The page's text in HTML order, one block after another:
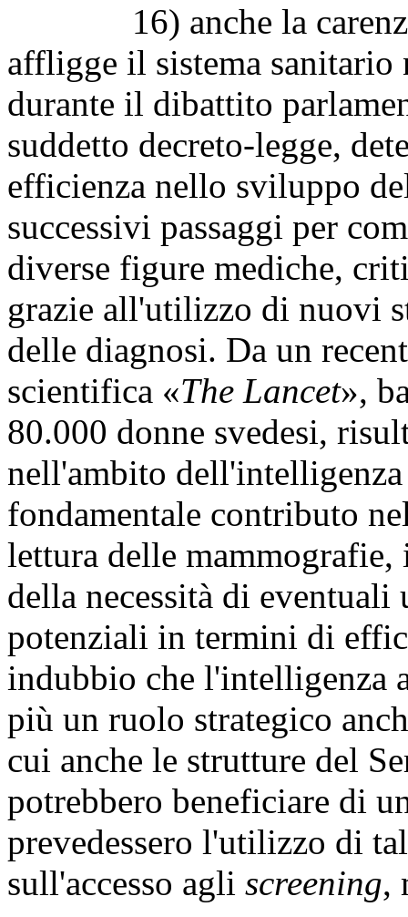
16) anche la carenza
affligge il sistema sanitario
durante il dibattito
suddetto decreto-legge,
efficienza nello sviluppo
successivi passaggi per
diverse figure mediche,
grazie all'utilizzo di nuovi
delle diagnosi. Da un
scientifica «The Lancet»,
80.000 donne svedesi,
nell'ambito
fondamentale contributo
lettura delle
della necessità di
potenziali in termini di
indubbio che l'intelligenza
più un ruolo strategico
cui anche le strutture del
potrebbero beneficiare di
prevedessero l'utilizzo di
sull'accesso agli screening,